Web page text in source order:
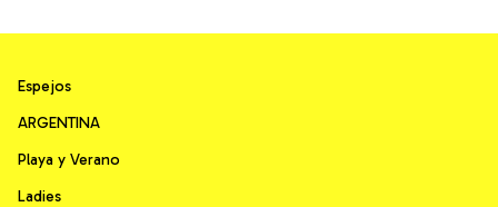
Espejos
ARGENTINA
Playa y Verano
Ladies